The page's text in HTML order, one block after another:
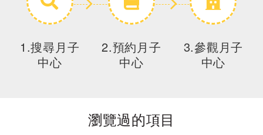
1.搜尋月子
中心
2.預約月子
中心
3.參觀月子
中心
瀏覽過的項目